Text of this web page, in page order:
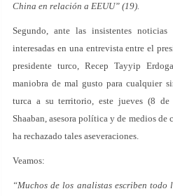
China en relación a EEUU” (19).
Segundo, ante las insistentes noticias
interesadas en una entrevista entre el
presidente turco, Recep Tayyip
maniobra de mal gusto para cualquier
turca a su territorio, este jueves (8 de
Shaaban, asesora política y de medios
ha rechazado tales aseveraciones.
Veamos:
“Muchos de los analistas escriben